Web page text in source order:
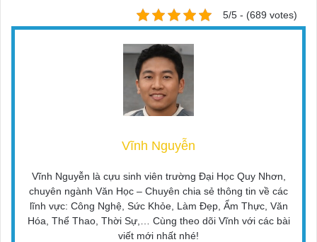
5/5 - (689 votes)
Vĩnh Nguyễn
Vĩnh Nguyễn là cựu sinh viên trường Đại Học Quy Nhơn,
chuyên ngành Văn Học – Chuyên chia sẻ thông tin về các
lĩnh vực: Công Nghệ, Sức Khỏe, Làm Đẹp, Ẩm Thực, Văn
Hóa, Thể Thao, Thời Sự,… Cùng theo dõi Vĩnh với các bài
viết mới nhất nhé!